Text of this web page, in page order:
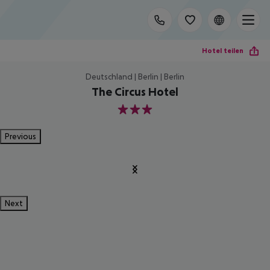
Hotel teilen
Deutschland | Berlin | Berlin
The Circus Hotel
3
Previous
Next